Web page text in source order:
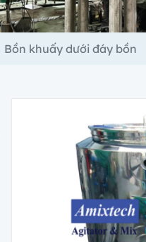
Bồn khuấy dưới đáy bồn